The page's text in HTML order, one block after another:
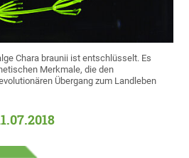
Chara braunii ist entschlüsselt. Es
Merkmale, die den
Übergang zum Landleben